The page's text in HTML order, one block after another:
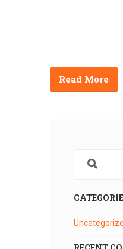
Read More